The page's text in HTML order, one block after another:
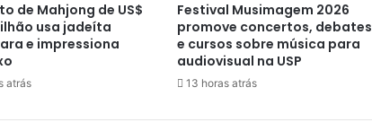
de Mahjong de US$
usa jadeíta
e impressiona
atrás
Festival Musimagem 2026
promove concertos, debates
e cursos sobre música para
audiovisual na USP
13 horas atrás